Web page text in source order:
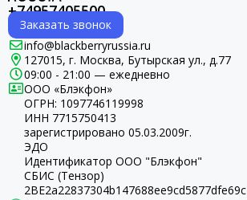
+74957405500
Заказать звонок
info@blackberryrussia.ru
127015, г. Москва, Бутырская ул., д.77
09:00 - 21:00 — ежедневно
ООО «Блэкфон»
ОГРН: 1097746119998
ИНН 7715750413
зарегистрировано 05.03.2009г.
ЭДО
Идентификатор ООО "Блэкфон"
СБИС (Тензор)
2BE2a22837304b147688ee9cd5877dfe69c